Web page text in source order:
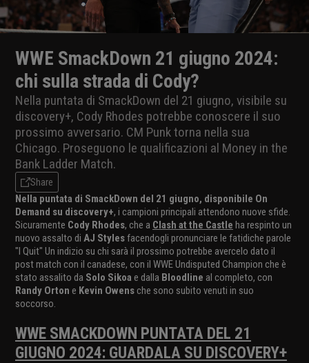
WWE SmackDown 21 giugno 2024:
chi sulla strada di Cody?
Nella puntata di SmackDown del 21 giugno, visibile su
discovery+, Cody Rhodes potrebbe conoscere il suo
prossimo avversario. CM Punk torna nella sua
Chicago. Proseguono le qualificazioni al Money in the
Bank Ladder Match.
Share
Nella puntata di SmackDown del 21 giugno, disponibile On
Demand su discovery+, i campioni principali attendono nuove sfide.
Sicuramente Cody Rhodes, che a Clash at the Castle ha respinto un
nuovo assalto di AJ Stylesfacendogli pronunciare le fatidiche parole
"I Quit" Un indizio su chi sarà il prossimo potrebbe avercelo dato il
post match con il canadese, con il WWE Undisputed Champion che è
stato assalito da Solo Sikoa e dalla Bloodline al completo, con
Randy Orton e Kevin Owensche sono subito venuti in suo
soccorso.
WWE SMACKDOWN PUNTATA DEL 21
GIUGNO 2024: GUARDALA SU DISCOVERY+